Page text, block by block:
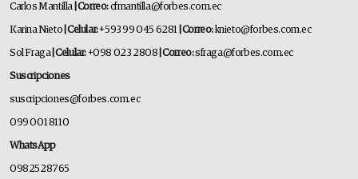
Carlos Mantilla | Correo:cfmantilla@forbes.com.ec
Karina Nieto | Celular:+593 99 045 6281 | Correo:knieto@forbes.com.ec
Sol Fraga| Celular:+098 023 2808 | Correo:sfraga@forbes.com.ec
Suscripciones
suscripciones@forbes.com.ec
099 001 8110
WhatsApp
0982528765